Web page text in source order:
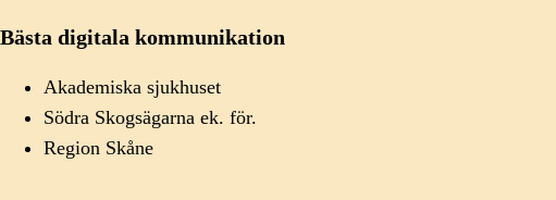
Bästa digitala kommunikation
Akademiska sjukhuset
Södra Skogsägarna ek. för.
Region Skåne